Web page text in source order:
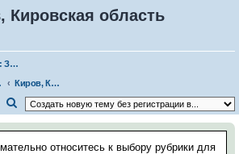
Кировская область
ДАЧНИКИ: ЗНАКОМСТВА, ВСТРЕЧИ. РАССКАЗЫ О ДАЧЕ
Киров, Кировская область
о
относитесь к выбору рубрики для